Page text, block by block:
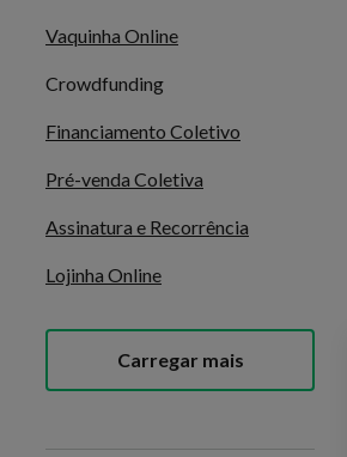
Vaquinha Online
Crowdfunding
Financiamento Coletivo
Pré-venda Coletiva
Assinatura e Recorrência
Lojinha Online
Carregar mais